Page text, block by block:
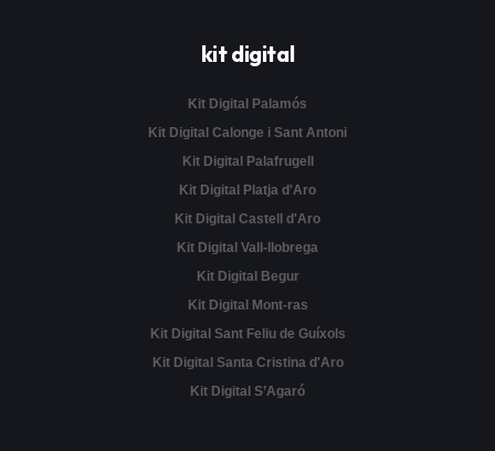
kit digital
Kit Digital Palamós
Kit Digital Calonge i Sant Antoni
Kit Digital Palafrugell
Kit Digital Platja d'Aro
Kit Digital Castell d'Aro
Kit Digital Vall-llobrega
Kit Digital Begur
Kit Digital Mont-ras
Kit Digital Sant Feliu de Guíxols
Kit Digital Santa Cristina d'Aro
Kit Digital S’Agaró